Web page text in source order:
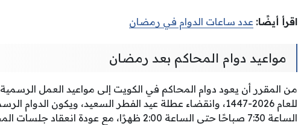
اقرأ أيضًا: عدد ساعات الدوام في رمضان
مواعيد دوام المحاكم بعد رمضان
من المقرر أن يعود دوام المحاكم في الكويت إلى مواعيد العمل
للعام 2026-1447، وانقضاء عطلة عيد الفطر السعيد، ويكون
الساعة 7:30 صباحًا حتى الساعة 2:00 ظهرًا، مع عودة انعقاد جلسات المحاكم في أوقاتها السابقة.